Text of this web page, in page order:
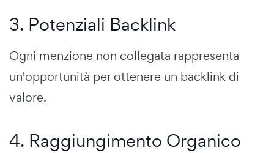
3. Potenziali Backlink
Ogni menzione non collegata rappresenta
un'opportunità per ottenere un backlink di
valore.
4. Raggiungimento Organico